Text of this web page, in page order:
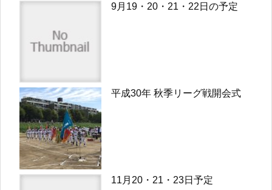
9月19・20・21・22日の予定
平成30年 秋季リーグ戦開会式
11月20・21・23日予定